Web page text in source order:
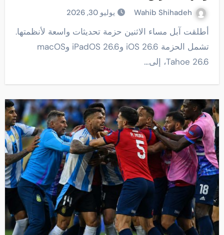
Wahib Shihadeh يوليو 30, 2026
أطلقت آبل مساء الاثنين حزمة تحديثات واسعة لأنظمتها.
تشمل الحزمة iOS 26.6 وiPadOS 26.6 وmacOS
Tahoe 26.6، إلى…